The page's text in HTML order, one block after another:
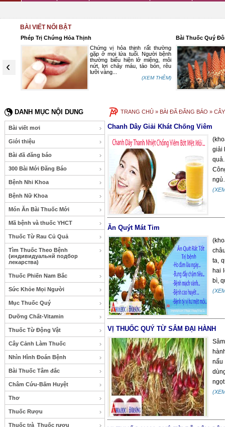
BÀI VIẾT NỔI BẬT
‹
lưỡi
Phép Trị Chứng Hỏa Thịnh
Chứng vị hỏa thịnh rất thường
gặp ở mọi lứa tuổi. Người bệnh
thường biểu hiện lở miệng, môi
nứt, lợi chảy máu, táo bón, rêu
lưỡi vàng...
(XEM THÊM)
Bài Thuốc Quý
DANH MỤC NỘI DUNG
Bài viết mơi
Giới thiệu
Bài đã đăng báo
300 Bài Mới Đăng Báo
Bệnh Nhi Khoa
Bệnh Nữ Khoa
Món Ăn Bài Thuốc Mới
Mã bệnh và thuốc YHCT
Thuốc Từ Rau Củ Quả
Tìm Thuốc Theo Bệnh
(индивидуальнй подбор
лекарства)
Thuốc Phiến Nam Bắc
Sức Khỏe Mọi Người
Mục Thuốc Quý
Dưỡng Chất-Vitamin
Thuốc Từ Động Vật
Cây Cảnh Làm Thuốc
Nhìn Hình Đoán Bệnh
Bài Thuốc Tâm đắc
Châm Cứu-Bấm Huyệt
Thơ
Thuốc Rượu
Thuốc trà_Thuốc rượu
TRANG CHỦ » BÀI ĐÃ ĐĂNG BÁO »
Chanh Dây Giải Khát Chống Viêm
giải
Ăn Quýt Mát Tim
ta,
hai
bì,
VỊ THUỐC QUÝ TỪ SÂM ĐẠI HÀNH
nấu